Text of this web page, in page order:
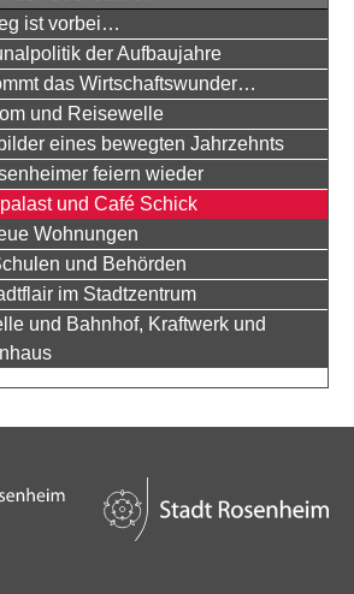
ist vorbei…
der Aufbaujahre
das Wirtschaftswunder…
und Reisewelle
eines bewegten Jahrzehnts
feiern wieder
und Café Schick
Wohnungen
und Behörden
im Stadtzentrum
und Bahnhof, Kraftwerk und